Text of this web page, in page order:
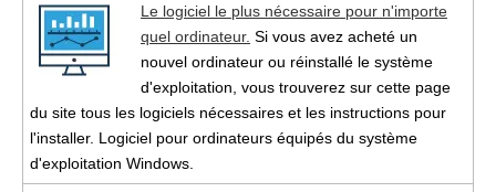
Le logiciel le plus nécessaire pour n'importe
quel ordinateur. Si vous avez acheté un
nouvel ordinateur ou réinstallé le système
d'exploitation, vous trouverez sur cette page
du site tous les logiciels nécessaires et les instructions pour
l'installer. Logiciel pour ordinateurs équipés du système
d'exploitation Windows.